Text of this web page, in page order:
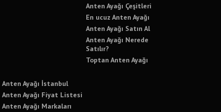
Anten Ayağı Çeşitleri
En ucuz Anten Ayağı
Anten Ayağı Satın Al
Anten Ayağı Nerede
Satılır?
Toptan Anten Ayağı
Anten Ayağı İstanbul
Anten Ayağı Fiyat Listesi
Anten Ayağı Markaları